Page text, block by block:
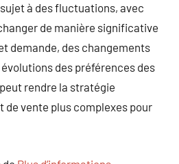
à des fluctuations, avec
de manière significative
demande, des changements
des préférences des
rendre la stratégie
de vente plus complexes pour